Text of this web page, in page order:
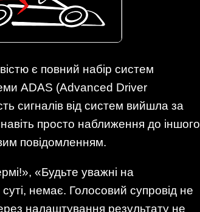
є повний набір систем
ADAS (Advanced Driver
сигналів від систем вийшла за
просто наближення до іншого
повідомленням.
«Будьте уважні на
немає. Голосовий супровід не
налаштування результату не